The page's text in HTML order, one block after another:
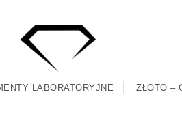
LABORATORYJNE ZŁOTO –